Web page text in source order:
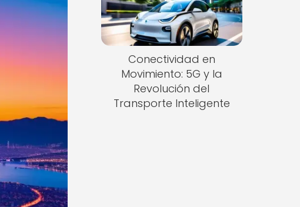
Conectividad en
Movimiento: 5G y la
Revolución del
Transporte Inteligente